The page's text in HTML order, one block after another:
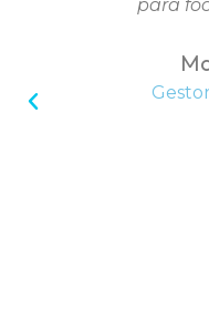
para